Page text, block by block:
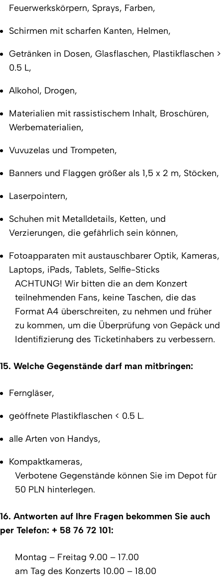
Feuerwerkskörpern, Sprays, Farben,
Schirmen mit scharfen Kanten, Helmen,
Getränken in Dosen, Glasflaschen, Plastikflaschen >
0.5 L,
Alkohol, Drogen,
Materialien mit rassistischem Inhalt, Broschüren,
Werbematerialien,
Vuvuzelas und Trompeten,
Banners und Flaggen größer als 1,5 x 2 m, Stöcken,
Laserpointern,
Schuhen mit Metalldetails, Ketten, und
Verzierungen, die gefährlich sein können,
Fotoapparaten mit austauschbarer Optik, Kameras,
Laptops, iPads, Tablets, Selfie-Sticks
ACHTUNG! Wir bitten die an dem Konzert
teilnehmenden Fans, keine Taschen, die das
Format A4 überschreiten, zu nehmen und früher
zu kommen, um die Überprüfung von Gepäck und
Identifizierung des Ticketinhabers zu verbessern.
15. Welche Gegenstände darf man mitbringen:
Ferngläser,
geöffnete Plastikflaschen < 0.5 L.
alle Arten von Handys,
Kompaktkameras,
Verbotene Gegenstände können Sie im Depot für
50 PLN hinterlegen.
16. Antworten auf Ihre Fragen bekommen Sie auch
per Telefon: + 58 76 72 101:
Montag – Freitag 9.00 – 17.00
am Tag des Konzerts 10.00 – 18.00